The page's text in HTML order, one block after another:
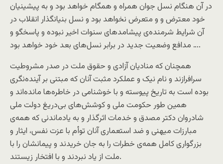
در آن هنگام نسل جوان همراه و همگام خواهد بود و به پیشینیان
خود معترض و و متعرض نخواهد بود و نسل بنیانگذار انقلاب در
آن شرایط شرمنده‌ی پیشامدهای سنوات اخیر نبوده و پاسخگو و
مدافع وضعیت جدید در برابر نسل‌های بعد خود خواهد بود ….
همچنان که منادیان آزادی و حقوق ملت در صدر مشروطیت
سرافرازند و نام نیک و عملکرد مثبت آنان که مبتنی بر آینده‌نگری
بوده است به تاریخ پیوسته و با خوشنامی در خاطره‌ها مانده‌اند و
همین طور حکومت ملی و کوشش‌های بی‌دریغ دولت ملی
شادروان دکتر مصدق و خدمات اثرگذار و به یادماندنی که همه‌ی
مبارزات میهنی و ضد استعماری آنان توأم با عزت نفس، ایثار و
بزرگواری کامل همه‌ی خطرات را به جان خریدند و پیمانشان را با
ملت از یاد نبردند و با افتخار زیستند.